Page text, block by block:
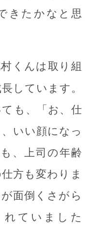
きたかなと思
くんは取り組
しています。
も、「お、仕
いい顔になっ
、上司の年齢
方も変わりま
面倒くさがら
ていました